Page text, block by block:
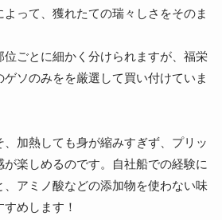
って、獲れたての瑞々しさをそのま
位ごとに細かく分けられますが、福栄
ソのみをを厳選して買い付けていま
加熱しても身が縮みすぎず、プリッ
楽しめるのです。自社船での経験に
アミノ酸などの添加物を使わない味
めします！